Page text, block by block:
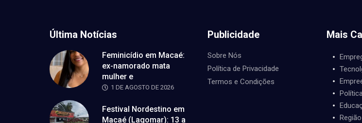
Última Notícias
Feminicídio em Macaé:
ex-namorado mata
mulher e
1 DE AGOSTO DE 2026
Festival Nordestino em
Macaé (Lagomar): 13 a
Publicidade
Sobre Nós
Política de Privacidade
Termos e Condições
Mais
Região